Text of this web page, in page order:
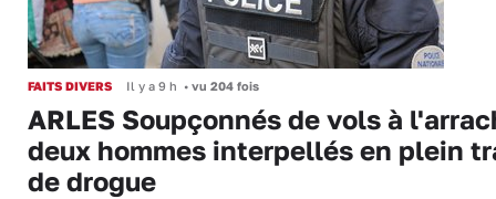
FAITS DIVERS Il y a 9 h • vu 204 fois
ARLES Soupçonnés de vols à
deux hommes interpellés en plein
de drogue